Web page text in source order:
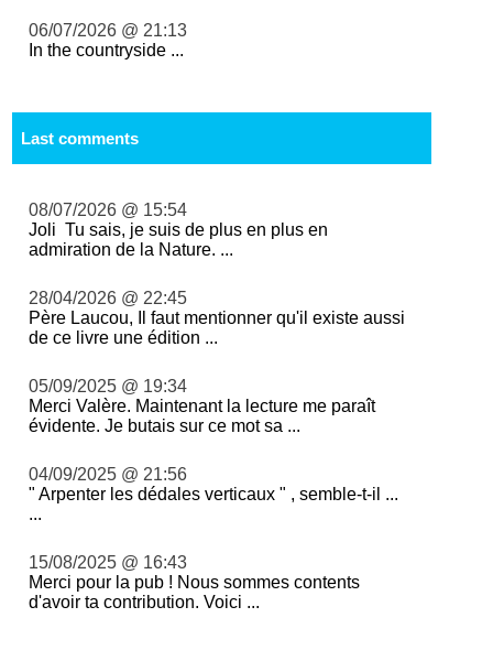
06/07/2026 @ 21:13
In the countryside ...
Last comments
08/07/2026 @ 15:54
Joli Tu sais, je suis de plus en plus en
admiration de la Nature. ...
28/04/2026 @ 22:45
Père Laucou, Il faut mentionner qu'il existe aussi
de ce livre une édition ...
05/09/2025 @ 19:34
Merci Valère. Maintenant la lecture me paraît
évidente. Je butais sur ce mot sa ...
04/09/2025 @ 21:56
" Arpenter les dédales verticaux " , semble-t-il ...
...
15/08/2025 @ 16:43
Merci pour la pub ! Nous sommes contents
d'avoir ta contribution. Voici ...